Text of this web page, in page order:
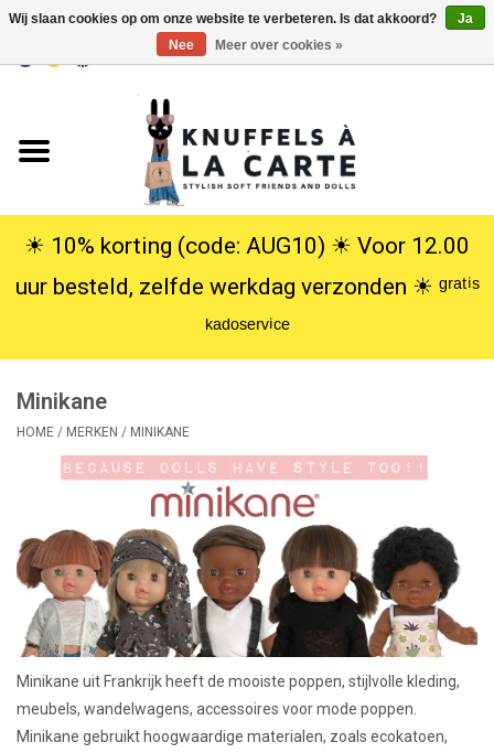
USD
Knuffels
Poppen
SALE
Lookbooks
Merken
☀︎ 10% korting (code: AUG10) ☀︎ Voor 12.00
uur besteld, zelfde werkdag verzonden ☀︎ ᵍʳᵃᵗⁱˢ
ᵏᵃᵈᵒˢᵉʳᵛⁱᶜᵉ
Minikane
HOME / MERKEN / MINIKANE
Minikane uit Frankrijk heeft de mooiste poppen, stijlvolle kleding,
meubels, wandelwagens, accessoires voor mode poppen.
Minikane gebruikt hoogwaardige materialen, zoals ecokatoen,
Wij slaan cookies op om onze website te verbeteren. Is dat akkoord?
Ja
Nee
Meer over cookies »